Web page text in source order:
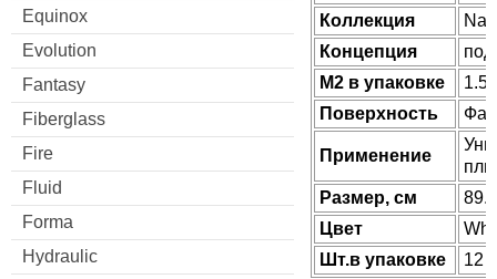
Equinox
Evolution
Fantasy
Fiberglass
Fire
Fluid
Forma
Hydraulic
Коллекция
Концепция
М2 в упаковке
Поверхность
Применение
Размер, см
Цвет
Шт.в упаковке
12